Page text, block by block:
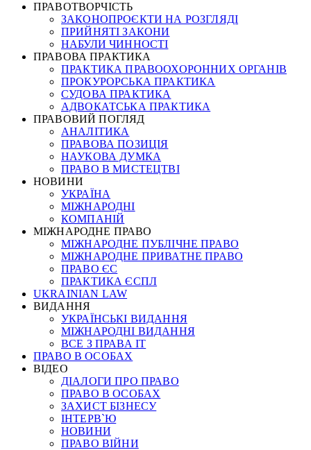
ПРАВОТВОРЧІСТЬ
ЗАКОНОПРОЄКТИ НА РОЗГЛЯДІ
ПРИЙНЯТІ ЗАКОНИ
НАБУЛИ ЧИННОСТІ
ПРАВОВА ПРАКТИКА
ПРАКТИКА ПРАВООХОРОННИХ ОРГАНІВ
ПРОКУРОРСЬКА ПРАКТИКА
СУДОВА ПРАКТИКА
АДВОКАТСЬКА ПРАКТИКА
ПРАВОВИЙ ПОГЛЯД
АНАЛІТИКА
ПРАВОВА ПОЗИЦІЯ
НАУКОВА ДУМКА
ПРАВО В МИСТЕЦТВІ
НОВИНИ
УКРАЇНА
МІЖНАРОДНІ
КОМПАНІЙ
МІЖНАРОДНЕ ПРАВО
МІЖНАРОДНЕ ПУБЛІЧНЕ ПРАВО
МІЖНАРОДНЕ ПРИВАТНЕ ПРАВО
ПРАВО ЄС
ПРАКТИКА ЄСПЛ
UKRAINIAN LAW
ВИДАННЯ
УКРАЇНСЬКІ ВИДАННЯ
МІЖНАРОДНІ ВИДАННЯ
ВСЕ З ПРАВА ІТ
ПРАВО В ОСОБАХ
ВІДЕО
ДІАЛОГИ ПРО ПРАВО
ПРАВО В ОСОБАХ
ЗАХИСТ БІЗНЕСУ
ІНТЕРВ`Ю
НОВИНИ
ПРАВО ВІЙНИ